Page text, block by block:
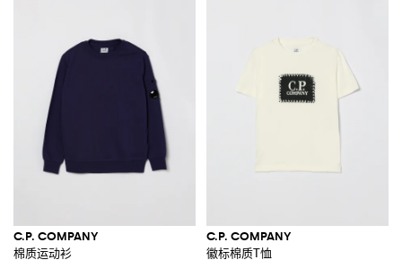
C.P. COMPANY
棉质运动衫
C.P. COMPANY
徽标棉质T恤